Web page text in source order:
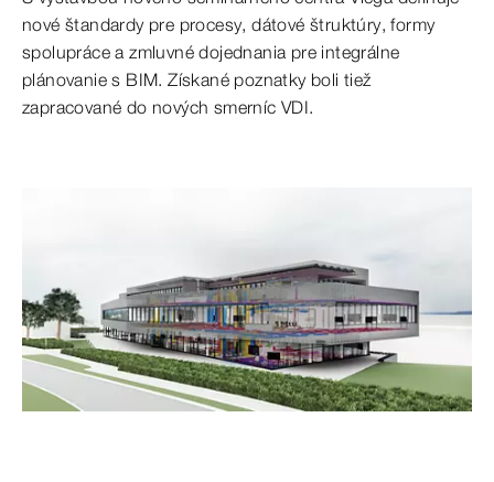
nové štandardy pre procesy, dátové štruktúry, formy
spolupráce a zmluvné dojednania pre integrálne
plánovanie s BIM. Získané poznatky boli tiež
zapracované do nových smerníc VDI.